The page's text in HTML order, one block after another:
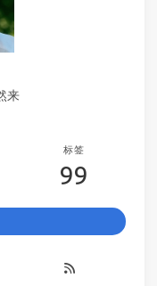
来
标签
99